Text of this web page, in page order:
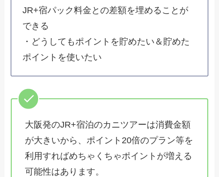
JR+宿パック料金との差額を埋めることが
できる
・どうしてもポイントを貯めたい＆貯めた
ポイントを使いたい
大阪発のJR+宿泊のカニツアーは消費金額
が大きいから、ポイント20倍のプラン等を
利用すればめちゃくちゃポイントが増える
可能性はあります。